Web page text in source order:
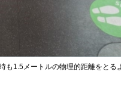
も1.5メートルの物理的距離をとる